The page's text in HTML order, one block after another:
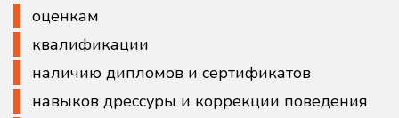
оценкам
квалификации
наличию дипломов и сертификатов
навыков дрессуры и коррекции поведения